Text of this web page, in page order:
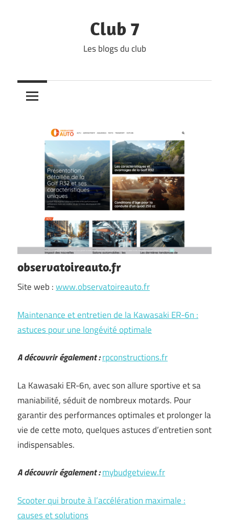
Club 7
Les blogs du club
observatoireauto.fr
Site web :www.observatoireauto.fr
Maintenance et entretien de la Kawasaki ER-6n :
astuces pour une longévité optimale
A découvrir également :rpconstructions.fr
La Kawasaki ER-6n, avec son allure sportive et sa
maniabilité, séduit de nombreux motards. Pour
garantir des performances optimales et prolonger la
vie de cette moto, quelques astuces d’entretien sont
indispensables.
A découvrir également :mybudgetview.fr
Scooter qui broute à l’accélération maximale :
causes et solutions